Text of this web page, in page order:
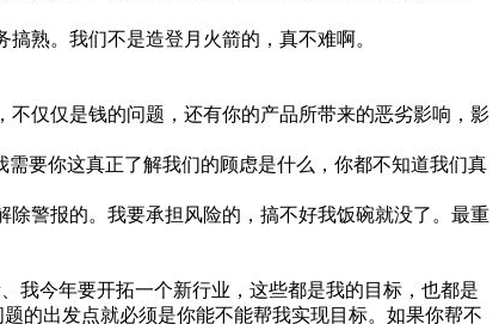
熟。我们不是造登月火箭的，真不难啊。
仅仅是钱的问题，还有你的产品所带来的恶劣影响，影
要你这真正了解我们的顾虑是什么，你都不知道我们真
警报的。我要承担风险的，搞不好我饭碗就没了。最重
今年要开拓一个新行业，这些都是我的目标，也都是
的出发点就必须是你能不能帮我实现目标。如果你帮不